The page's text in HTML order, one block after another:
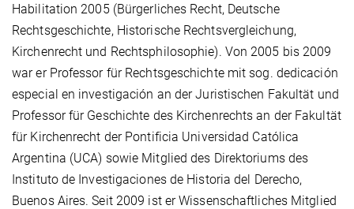
Habilitation 2005 (Bürgerliches Recht, Deutsche
Rechtsgeschichte, Historische Rechtsvergleichung,
Kirchenrecht und Rechtsphilosophie). Von 2005 bis 2009
war er Professor für Rechtsgeschichte mit sog. dedicación
especial en investigación an der Juristischen Fakultät und
Professor für Geschichte des Kirchenrechts an der Fakultät
für Kirchenrecht der Pontificia Universidad Católica
Argentina (UCA) sowie Mitglied des Direktoriums des
Instituto de Investigaciones de Historia del Derecho,
Buenos Aires. Seit 2009 ist er Wissenschaftliches Mitglied